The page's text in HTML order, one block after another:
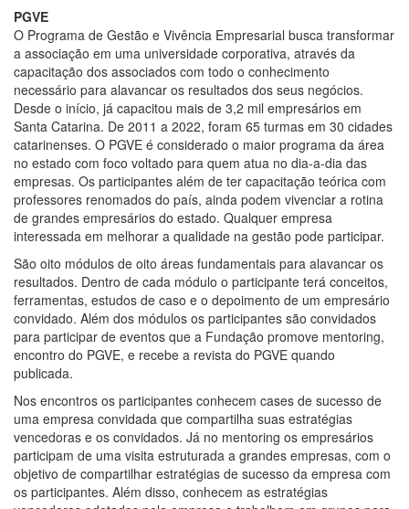
PGVE
O Programa de Gestão e Vivência Empresarial busca transformar
a associação em uma universidade corporativa, através da
capacitação dos associados com todo o conhecimento
necessário para alavancar os resultados dos seus negócios.
Desde o início, já capacitou mais de 3,2 mil empresários em
Santa Catarina. De 2011 a 2022, foram 65 turmas em 30 cidades
catarinenses. O PGVE é considerado o maior programa da área
no estado com foco voltado para quem atua no dia-a-dia das
empresas. Os participantes além de ter capacitação teórica com
professores renomados do país, ainda podem vivenciar a rotina
de grandes empresários do estado. Qualquer empresa
interessada em melhorar a qualidade na gestão pode participar.
São oito módulos de oito áreas fundamentais para alavancar os
resultados. Dentro de cada módulo o participante terá conceitos,
ferramentas, estudos de caso e o depoimento de um empresário
convidado. Além dos módulos os participantes são convidados
para participar de eventos que a Fundação promove mentoring,
encontro do PGVE, e recebe a revista do PGVE quando
publicada.
Nos encontros os participantes conhecem cases de sucesso de
uma empresa convidada que compartilha suas estratégias
vencedoras e os convidados. Já no mentoring os empresários
participam de uma visita estruturada a grandes empresas, com o
objetivo de compartilhar estratégias de sucesso da empresa com
os participantes. Além disso, conhecem as estratégias